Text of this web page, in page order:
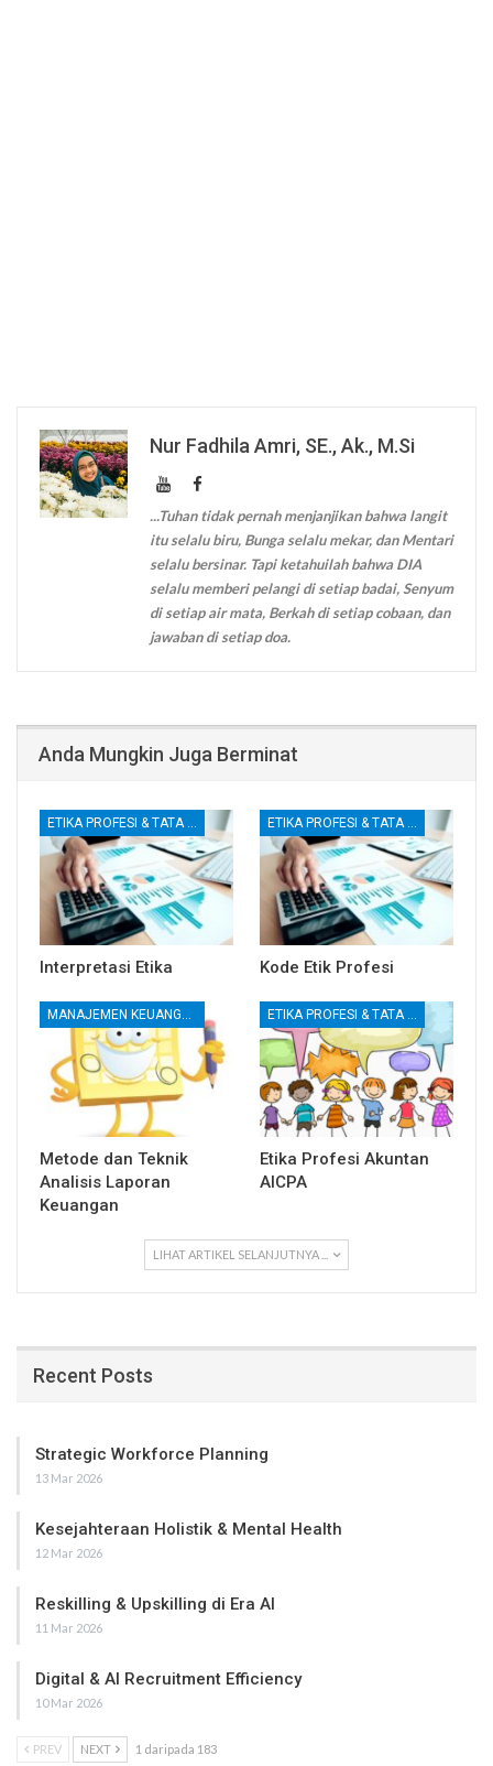
Nur Fadhila Amri, SE., Ak., M.Si
...Tuhan tidak pernah menjanjikan bahwa langit
itu selalu biru, Bunga selalu mekar, dan Mentari
selalu bersinar. Tapi ketahuilah bahwa DIA
selalu memberi pelangi di setiap badai, Senyum
di setiap air mata, Berkah di setiap cobaan, dan
jawaban di setiap doa.
Anda Mungkin Juga Berminat
ETIKA PROFESI & TATA KELOLA KORPORAT
Interpretasi Etika
ETIKA PROFESI & TATA KELOLA KORPORAT
Kode Etik Profesi
MANAJEMEN KEUANGAN
Metode dan Teknik
Analisis Laporan
Keuangan
ETIKA PROFESI & TATA KELOLA KORPORAT
Etika Profesi Akuntan
AICPA
LIHAT ARTIKEL SELANJUTNYA ...
Recent Posts
Strategic Workforce Planning
13 Mar 2026
Kesejahteraan Holistik & Mental Health
12 Mar 2026
Reskilling & Upskilling di Era AI
11 Mar 2026
Digital & AI Recruitment Efficiency
10 Mar 2026
PREV NEXT 1 daripada 183